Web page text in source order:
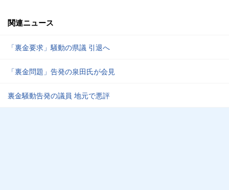
関連ニュース
「裏金要求」騒動の県議 引退へ
「裏金問題」告発の泉田氏が会見
裏金騒動告発の議員 地元で悪評